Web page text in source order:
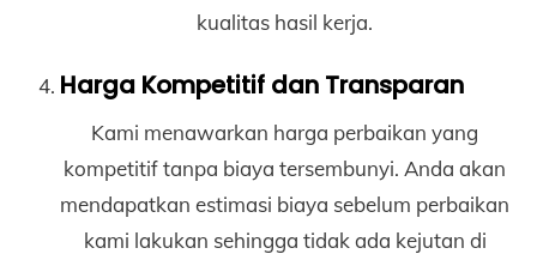
kualitas hasil kerja.
Harga Kompetitif dan Transparan
Kami menawarkan harga perbaikan yang
kompetitif tanpa biaya tersembunyi. Anda akan
mendapatkan estimasi biaya sebelum perbaikan
kami lakukan sehingga tidak ada kejutan di